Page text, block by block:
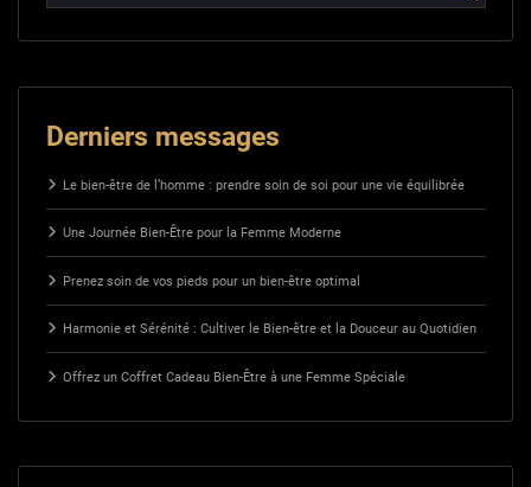
Derniers messages
Le bien-être de l’homme : prendre soin de soi pour une vie équilibrée
Une Journée Bien-Être pour la Femme Moderne
Prenez soin de vos pieds pour un bien-être optimal
Harmonie et Sérénité : Cultiver le Bien-être et la Douceur au Quotidien
Offrez un Coffret Cadeau Bien-Être à une Femme Spéciale